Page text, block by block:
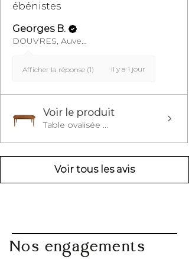
ébénistes
Georges B.
DOUVRES, Auvergne-Rhône-Alpes
Afficher la réponse (1) il y a 1 jour
Voir le produit
Table ovalisée ...
Voir tous les avis
Nos engagements